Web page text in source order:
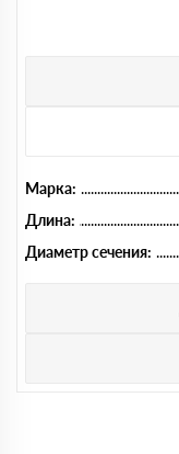
Марка:
Длина:
Диаметр сечения: